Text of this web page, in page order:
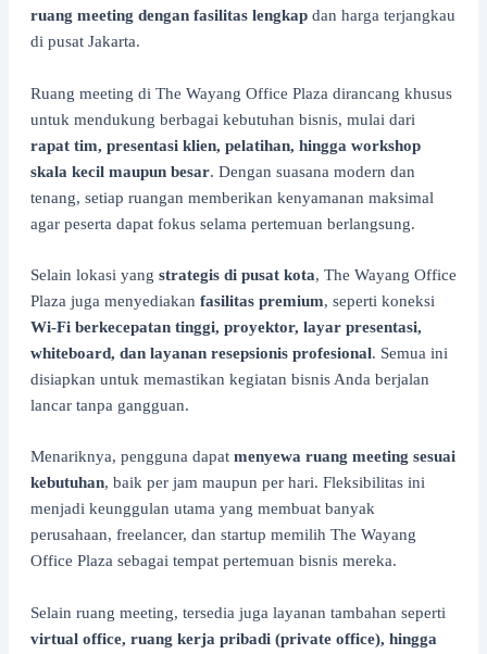
ruang meeting dengan fasilitas lengkapdan harga terjangkau
di pusat Jakarta.
Ruang meeting di The Wayang Office Plaza dirancang khusus
untuk mendukung berbagai kebutuhan bisnis, mulai dari
rapat tim, presentasi klien, pelatihan, hingga workshop
skala kecil maupun besar. Dengan suasana modern dan
tenang, setiap ruangan memberikan kenyamanan maksimal
agar peserta dapat fokus selama pertemuan berlangsung.
Selain lokasi yang strategis di pusat kota, The Wayang Office
Plaza juga menyediakan fasilitas premium, seperti koneksi
Wi-Fi berkecepatan tinggi, proyektor, layar presentasi,
whiteboard, dan layanan resepsionis profesional. Semua ini
disiapkan untuk memastikan kegiatan bisnis Anda berjalan
lancar tanpa gangguan.
Menariknya, pengguna dapat menyewa ruang meeting sesuai
kebutuhan, baik per jam maupun per hari. Fleksibilitas ini
menjadi keunggulan utama yang membuat banyak
perusahaan, freelancer, dan startup memilih The Wayang
Office Plaza sebagai tempat pertemuan bisnis mereka.
Selain ruang meeting, tersedia juga layanan tambahan seperti
virtual office, ruang kerja pribadi (private office), hingga